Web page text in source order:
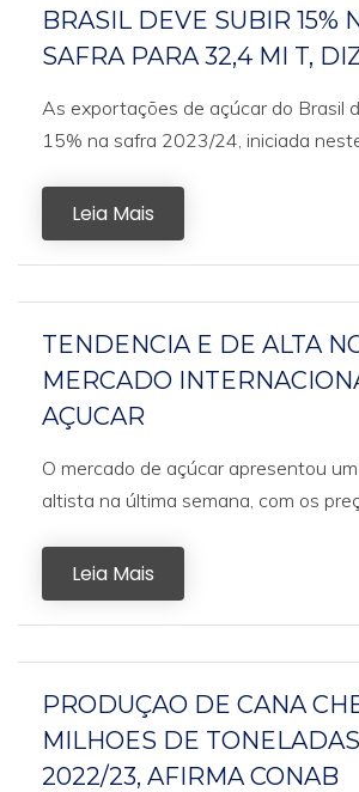
BRASIL DEVE SUBIR 15%
SAFRA PARA 32,4 MI T,
As exportações de açúcar do Brasil
15% na safra 2023/24, iniciada
Leia Mais
TENDENCIA E DE ALTA
MERCADO
AÇUCAR
O mercado de açúcar apresentou
altista na última semana, com os
Leia Mais
PRODUÇAO DE CANA
MILHOES DE
2022/23, AFIRMA CONAB